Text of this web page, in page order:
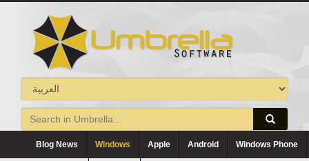
Blog News Windows Apple Android Windows Phone